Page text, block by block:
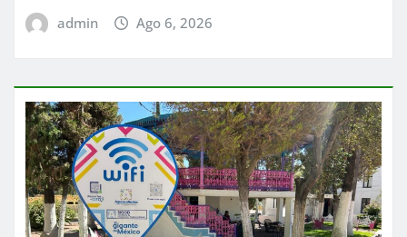
admin Ago 6, 2026